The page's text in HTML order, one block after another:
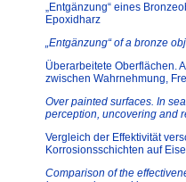
„Entgänzung“ eines
Epoxidharz
„Entgänzung“ of a bronze
Überarbeitete Oberflächen.
zwischen Wahrnehmung,
Over painted surfaces. In
perception, uncovering and
Vergleich der Effektivität
Korrosionsschichten auf
Comparison of the